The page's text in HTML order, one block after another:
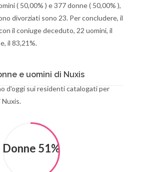
( 50,00% ) e 377 donne ( 50,00% ),
divorziati sono 23. Per concludere, il
il coniuge deceduto, 22 uomini, il
il 83,21%.
e uomini di Nuxis
d'oggi sui residenti catalogati per
Nuxis.
Donne 51%